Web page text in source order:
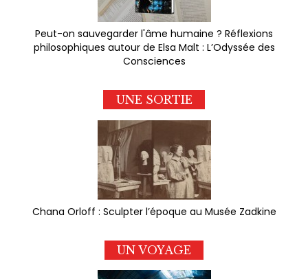
Peut-on sauvegarder l'âme humaine ? Réflexions
philosophiques autour de Elsa Malt : L’Odyssée des
Consciences
UNE SORTIE
Chana Orloff : Sculpter l’époque au Musée Zadkine
UN VOYAGE